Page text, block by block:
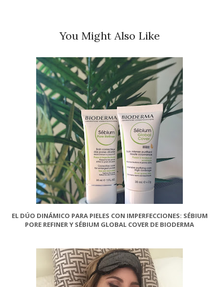
You Might Also Like
EL DÚO DINÁMICO PARA PIELES CON IMPERFECCIONES: SÉBIUM
PORE REFINER Y SÉBIUM GLOBAL COVER DE BIODERMA